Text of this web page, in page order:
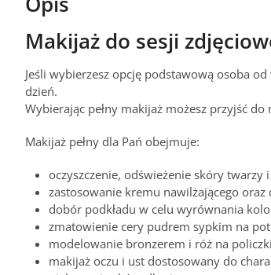
Makijaż do sesji
Jeśli wybierzesz opcję podstawową osoba
dzień.
Wybierając pełny makijaż możesz przyjść
Makijaż pełny dla Pań obejmuje:
oczyszczenie, odświeżenie skóry twarzy
zastosowanie kremu nawilżającego
dobór podkładu w celu wyrównania
zmatowienie cery pudrem sypkim na
modelowanie bronzerem i róż na policzki
makijaż oczu i ust dostosowany do